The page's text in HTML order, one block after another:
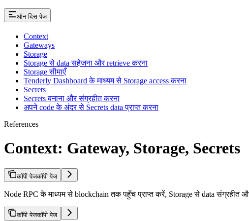
ऑन दिस पेज
Context
Gateways
Storage
Storage से data सहेजना और retrieve करना
Storage सीमाएँ
Tenderly Dashboard के माध्यम से Storage access करना
Secrets
Secrets बनाना और संग्रहीत करना
अपने code के अंदर से Secrets data प्राप्त करना
References
Context: Gateway, Storage, Secrets
कॉपी पेजकॉपी पेज
Node RPC के माध्यम से blockchain तक पहुँच प्राप्त करें, Storage से data संग्रहीत
कॉपी पेजकॉपी पेज